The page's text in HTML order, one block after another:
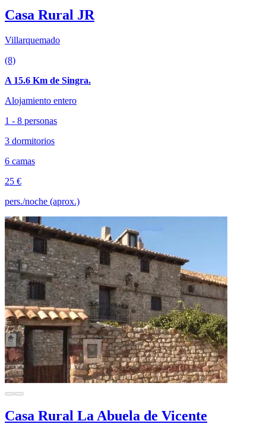
Casa Rural JR
Villarquemado
(8)
A 15.6 Km de Singra.
Alojamiento entero
1 - 8 personas
3 dormitorios
6 camas
25 €
pers./noche (aprox.)
Casa Rural La Abuela de Vicente